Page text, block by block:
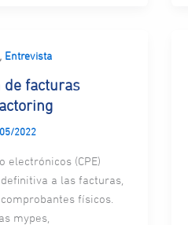
, Entrevista
de facturas
2022
electrónicos (CPE)
a las facturas,
físicos.
mypes,